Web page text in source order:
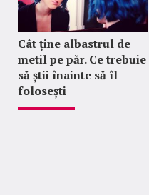
Cât ține albastrul de
metil pe păr. Ce trebuie
să știi înainte să îl
folosești